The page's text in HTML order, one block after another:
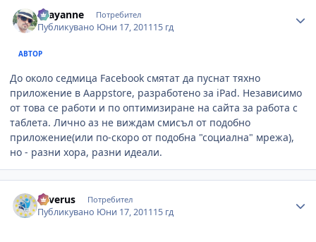
chayanne Потребител
Публикувано Юни 17, 201115 гд
АВТОР
До около седмица Facebook смятат да пуснат тяхно
приложение в Aappstore, разработено за iPad. Независимо
от това се работи и по оптимизиране на сайта за работа с
таблета. Лично аз не виждам смисъл от подобно
приложение(или по-скоро от подобна "социална" мрежа),
но - разни хора, разни идеали.
Severus Потребител
Публикувано Юни 17, 201115 гд